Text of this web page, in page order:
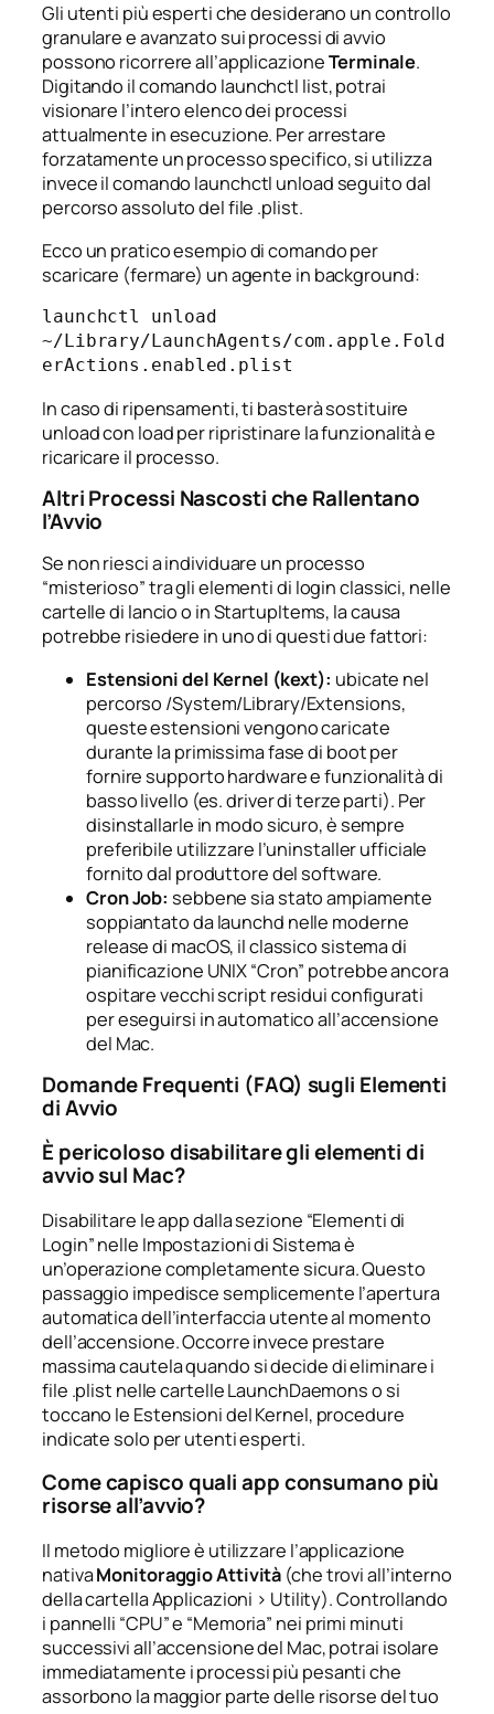
Gli utenti più esperti che desiderano un controllo
granulare e avanzato sui processi di avvio
possono ricorrere all’applicazioneTerminale.
Digitando il comando launchctl list, potrai
visionare l’intero elenco dei processi
attualmente in esecuzione. Per arrestare
forzatamente un processo specifico, si utilizza
invece il comando launchctl unloadseguito dal
percorso assoluto del file .plist.
Ecco un pratico esempio di comando per
scaricare (fermare) un agente in background:
launchctl unload
~/Library/LaunchAgents/com.apple.Fold
erActions.enabled.plist
In caso di ripensamenti, ti basterà sostituire
unloadcon loadper ripristinare la funzionalità e
ricaricare il processo.
Altri Processi Nascosti che Rallentano
l’Avvio
Se non riesci a individuare un processo
“misterioso” tra gli elementi di login classici, nelle
cartelle di lancio o in StartupItems, la causa
potrebbe risiedere in uno di questi due fattori:
Estensioni del Kernel (kext): ubicate nel
percorso /System/Library/Extensions,
queste estensioni vengono caricate
durante la primissima fase di boot per
fornire supporto hardware e funzionalità di
basso livello (es. driver di terze parti). Per
disinstallarle in modo sicuro, è sempre
preferibile utilizzare l’uninstaller ufficiale
fornito dal produttore del software.
Cron Job: sebbene sia stato ampiamente
soppiantato dalaunchd nelle moderne
release di macOS, il classico sistema di
pianificazione UNIX “Cron” potrebbe ancora
ospitare vecchi script residui configurati
per eseguirsi in automatico all’accensione
del Mac.
Domande Frequenti (FAQ) sugli Elementi
di Avvio
È pericoloso disabilitare gli elementi di
avvio sul Mac?
Disabilitare le app dalla sezione “Elementi di
Login” nelle Impostazioni di Sistema è
un’operazione completamente sicura. Questo
passaggio impedisce semplicemente l’apertura
automatica dell’interfaccia utente al momento
dell’accensione. Occorre invece prestare
massima cautela quando si decide di eliminare i
file .plist nelle cartelleLaunchDaemonso si
toccano le Estensioni del Kernel, procedure
indicate solo per utenti esperti.
Come capisco quali app consumano più
risorse all’avvio?
Il metodo migliore è utilizzare l’applicazione
nativaMonitoraggio Attività (che trovi all’interno
della cartella Applicazioni > Utility). Controllando
i pannelli “CPU” e “Memoria” nei primi minuti
successivi all’accensione del Mac, potrai isolare
immediatamente i processi più pesanti che
assorbono la maggior parte delle risorse del tuo